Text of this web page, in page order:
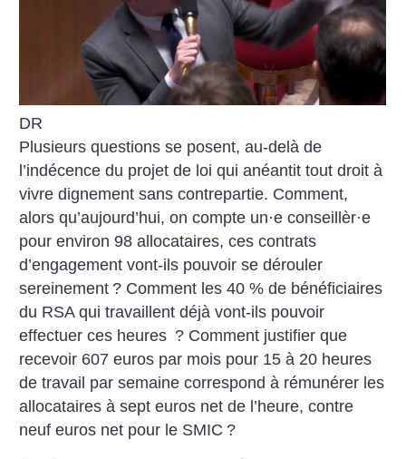
DR
Plusieurs questions se posent, au-delà de
l’indécence du projet de loi qui anéantit tout droit à
vivre dignement sans contrepartie. Comment,
alors qu’aujourd’hui, on compte un·e conseillèr·e
pour environ 98 allocataires, ces contrats
d’engagement vont-ils pouvoir se dérouler
sereinement ? Comment les 40 % de bénéficiaires
du RSA qui travaillent déjà vont-ils pouvoir
effectuer ces heures ? Comment justifier que
recevoir 607 euros par mois pour 15 à 20 heures
de travail par semaine correspond à rémunérer les
allocataires à sept euros net de l’heure, contre
neuf euros net pour le SMIC ?